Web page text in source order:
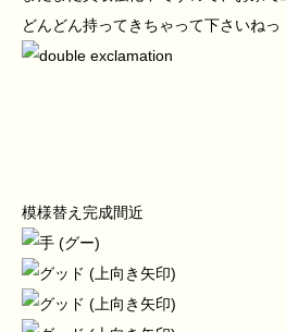
どんどん持ってきちゃって下さいねっ
模様替え完成間近